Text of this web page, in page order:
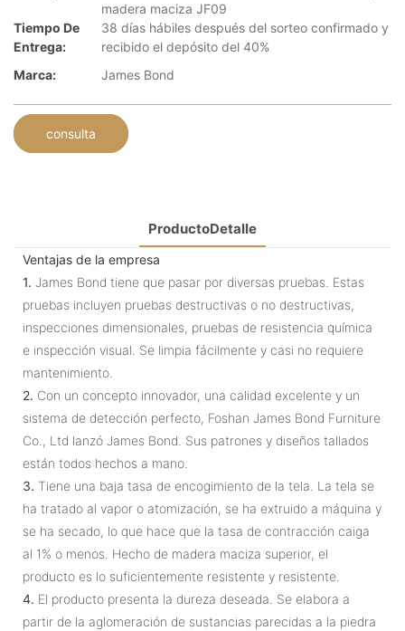
madera maciza JF09
Tiempo De
Entrega:
38 días hábiles después del sorteo confirmado y
recibido el depósito del 40%
Marca:
James Bond
consulta
ProductoDetalle
Ventajas de la empresa
1. James Bond tiene que pasar por diversas pruebas. Estas
pruebas incluyen pruebas destructivas o no destructivas,
inspecciones dimensionales, pruebas de resistencia química
e inspección visual. Se limpia fácilmente y casi no requiere
mantenimiento.
2. Con un concepto innovador, una calidad excelente y un
sistema de detección perfecto, Foshan James Bond Furniture
Co., Ltd lanzó James Bond. Sus patrones y diseños tallados
están todos hechos a mano.
3. Tiene una baja tasa de encogimiento de la tela. La tela se
ha tratado al vapor o atomización, se ha extruido a máquina y
se ha secado, lo que hace que la tasa de contracción caiga
al 1% o menos. Hecho de madera maciza superior, el
producto es lo suficientemente resistente y resistente.
4. El producto presenta la dureza deseada. Se elabora a
partir de la aglomeración de sustancias parecidas a la piedra